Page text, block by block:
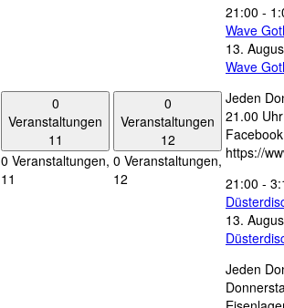
0
Veranstaltungen
11
0 Veranstaltungen,
11
0
Veranstaltungen
12
0 Veranstaltungen,
12
21:00 -
Wave
13.
Wave
Jeden
21.00
https://
21:00 -
13.
Jeden